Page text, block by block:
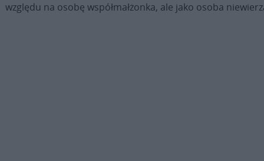
względu na osobę współmałżonka, ale jako osoba